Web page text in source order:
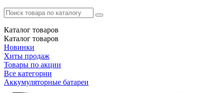
Каталог товаров
Каталог товаров
Новинки
Хиты продаж
Товары по акции
Все категории
Аккумуляторные батареи